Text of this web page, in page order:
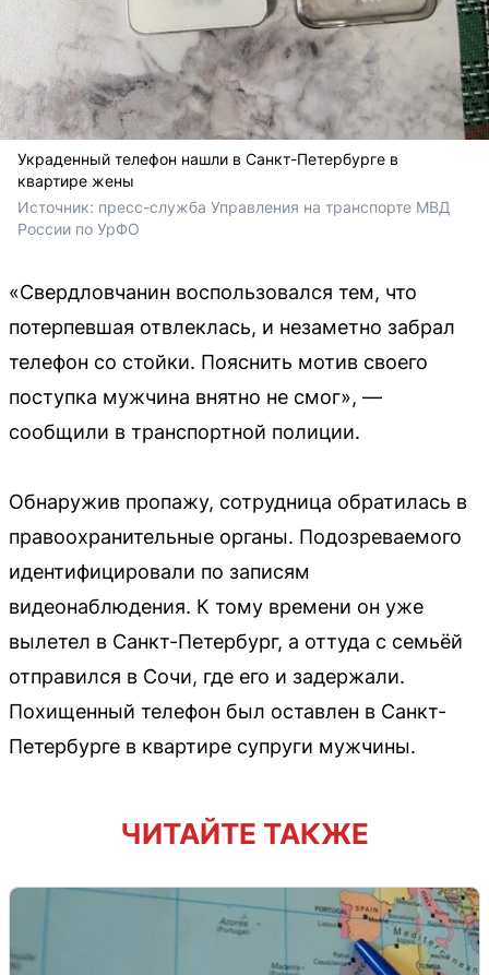
Украденный телефон нашли в Санкт-Петербурге в
квартире жены
Источник: пресс-служба Управления на транспорте МВД
России по УрФО
«Свердловчанин воспользовался тем, что
потерпевшая отвлеклась, и незаметно забрал
телефон со стойки. Пояснить мотив своего
поступка мужчина внятно не смог», —
сообщили в транспортной полиции.
Обнаружив пропажу, сотрудница обратилась в
правоохранительные органы. Подозреваемого
идентифицировали по записям
видеонаблюдения. К тому времени он уже
вылетел в Санкт-Петербург, а оттуда с семьёй
отправился в Сочи, где его и задержали.
Похищенный телефон был оставлен в Санкт-
Петербурге в квартире супруги мужчины.
ЧИТАЙТЕ ТАКЖЕ